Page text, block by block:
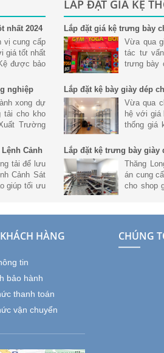
nhất 2024
vị cung cấp
giá tốt nhất
được bảo
nghiệp
xong dự
tải cho kho
Trường
Cảnh
tải để lưu
Cảnh Sát
giúp tối ưu
LẮP ĐẶT GIÁ KỆ
Lắp đặt giá kệ trưng bày
Sport tại Tp. Hồ Chí Minh
Vừa qua
tác tư
trưng bày
Lắp đặt kệ bày giày dép
Vừa qua
hệ với giá
thống giá
đại và
Lắp đặt kệ trưng bày
Nguyễn Qúy ĐứcThăng
án cung
cho shop
CHÚNG
HÀNG
tin
bảo hành
thanh toán
vận chuyển